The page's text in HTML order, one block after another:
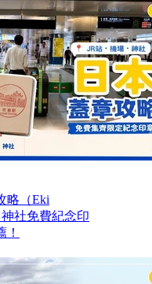
略（Eki
社免費紀念印